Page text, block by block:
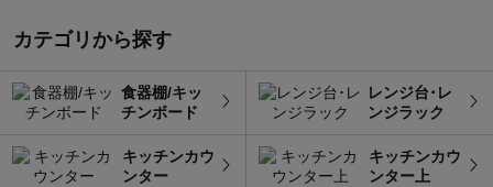
カテゴリから探す
食器棚/キッ
チンボード
レンジ台･レ
ンジラック
キッチンカウ
ンター
キッチンカウ
ンター上